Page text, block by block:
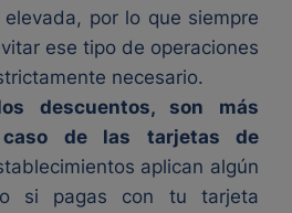
por lo que siempre
ese tipo de operaciones
necesario.
descuentos, son más
de las tarjetas de
aplican algún
si pagas con tu tarjeta